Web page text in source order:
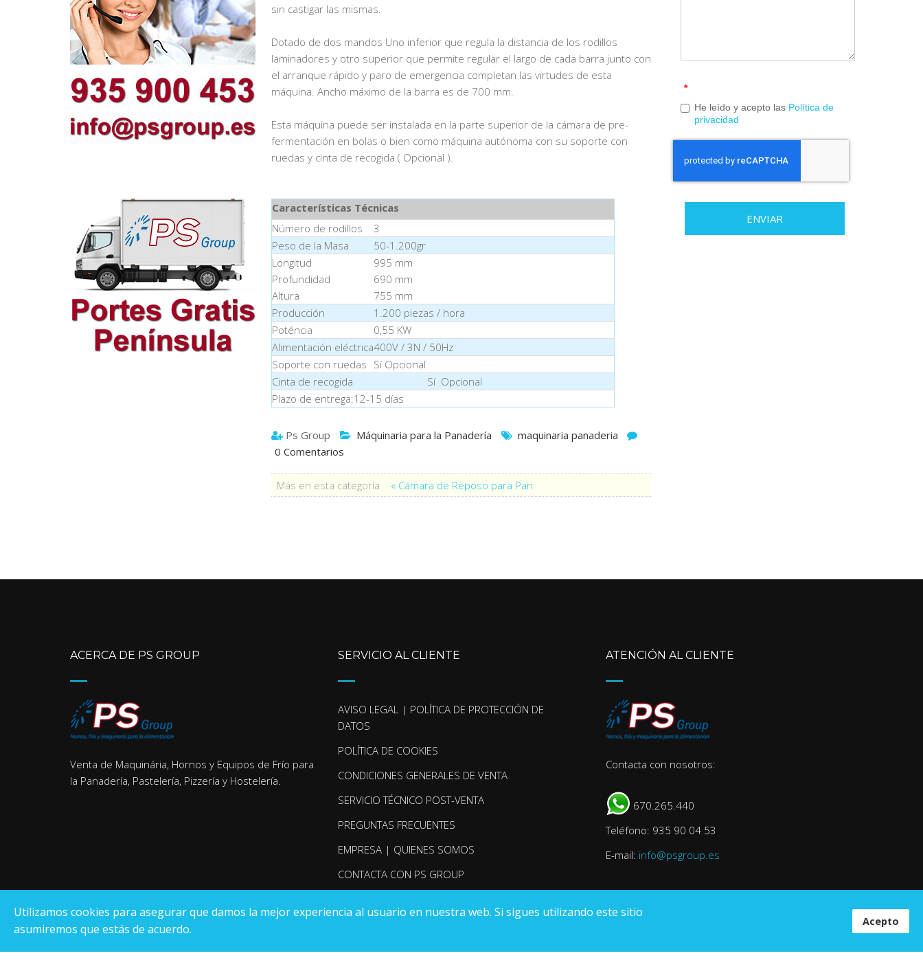
sin castigar las mismas.
Dotado de dos mandos Uno inferior que regula la distancia de los rodillos
laminadores y otro superior que permite regular el largo de cada barra junto con
el arranque rápido y paro de emergencia completan las virtudes de esta
máquina. Ancho máximo de la barra es de 700 mm.
Esta máquina puede ser instalada en la parte superior de la cámara de pre-
fermentación en bolas o bien como máquina autónoma con su soporte con
ruedas y cinta de recogida ( Opcional ).
Características Técnicas
Número de rodillos
3
Peso de la Masa
50-1.200gr
Longitud
Profundidad
Altura
995 mm
690 mm
755 mm
Producción
1.200 piezas / hora
Poténcia
0,55 KW
Alimentación eléctrica400V / 3N / 50Hz
Soporte con ruedas Sí Opcional
Cinta de recogida Sí Opcional
Plazo de entrega:12-15 días
Ps Group Máquinaria para la Panadería
maquinaria panaderia
0 Comentarios
Más en esta categoría « Cámara de Reposo para Pan
*
He leído y acepto las Política de
privacidad
ENVIAR
ACERCA DE PS GROUP
Venta de Maquinária, Hornos y Equipos de Frío para
la Panadería, Pastelería, Pizzería y Hostelería.
SERVICIO AL CLIENTE
AVISO LEGAL | POLÍTICA DE PROTECCIÓN DE
DATOS
POLÍTICA DE COOKIES
CONDICIONES GENERALES DE VENTA
SERVICIO TÉCNICO POST-VENTA
PREGUNTAS FRECUENTES
EMPRESA | QUIENES SOMOS
CONTACTA CON PS GROUP
ATENCIÓN AL CLIENTE
Contacta con nosotros:
670.265.440
Teléfono: 935 90 04 53
E-mail: info@psgroup.es
Utilizamos cookies para asegurar que damos la mejor experiencia al usuario en nuestra web. Si sigues utilizando este sitio
asumiremos que estás de acuerdo.
Acepto